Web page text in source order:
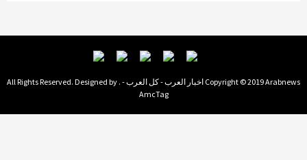
Copyright © 2019 Arabnews اخبار العرب - كل العرب - . All Rights Reserved. Designed by
AmcTag